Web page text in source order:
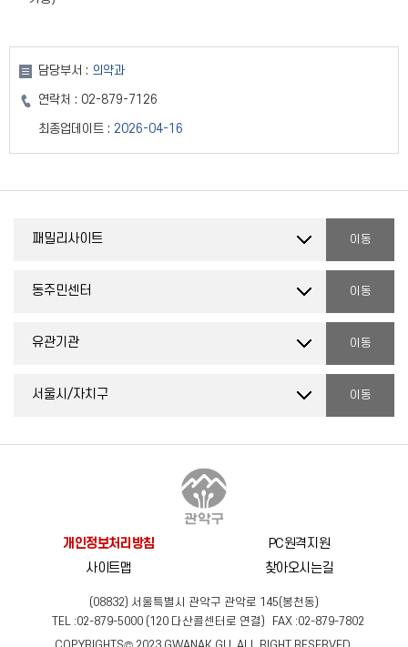
담당부서 : 의약과
연락처 : 02-879-7126
최종업데이트 : 2026-04-16
개인정보처리방침
PC원격지원
사이트맵
찾아오시는길
(08832) 서울특별시 관악구 관악로 145(봉천동)
TEL :02-879-5000(120다산콜센터로 연결) FAX :02-879-7802